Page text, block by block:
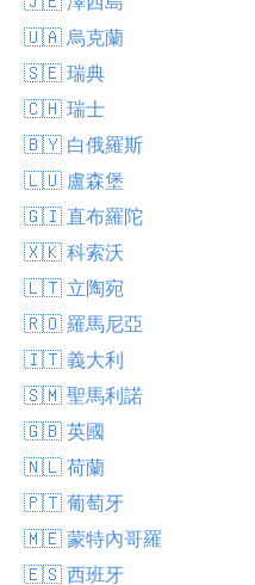
🇺🇦 烏克蘭
🇸🇪 瑞典
🇨🇭 瑞士
🇧🇾 白俄羅斯
🇱🇺 盧森堡
🇬🇮 直布羅陀
🇽🇰 科索沃
🇱🇹 立陶宛
🇷🇴 羅馬尼亞
🇮🇹 義大利
🇸🇲 聖馬利諾
🇬🇧 英國
🇳🇱 荷蘭
🇵🇹 葡萄牙
🇲🇪 蒙特內哥羅
🇪🇸 西班牙